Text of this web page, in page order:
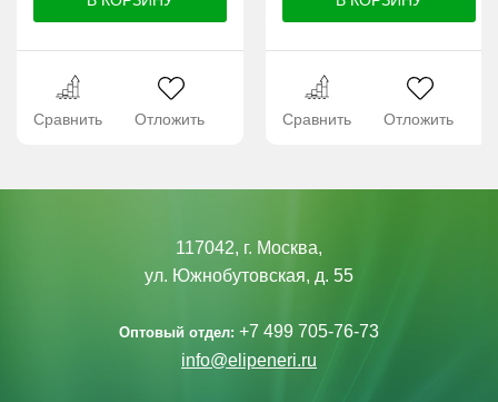
Сравнить Отложить Сравнить Отложить
117042, г. Москва,
ул. Южнобутовская, д. 55
Оптовый отдел: +7 499 705-76-73
info@elipeneri.ru